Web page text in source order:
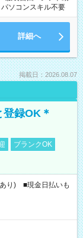
パソコンスキル不要
詳細へ
掲載日：2026.08.07
録OK＊
ブランクOK
り) ■現金日払いも